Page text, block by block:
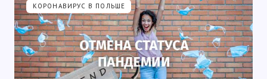
КОРОНАВИРУС В ПОЛЬШЕ